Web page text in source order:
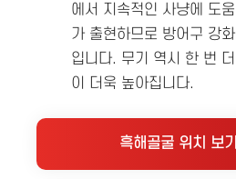
에서 지속적인 사냥에 도
가 출현하므로 방어구 강
입니다. 무기 역시 한 번
이 더욱 높아집니다.
흑해골굴 위치 보